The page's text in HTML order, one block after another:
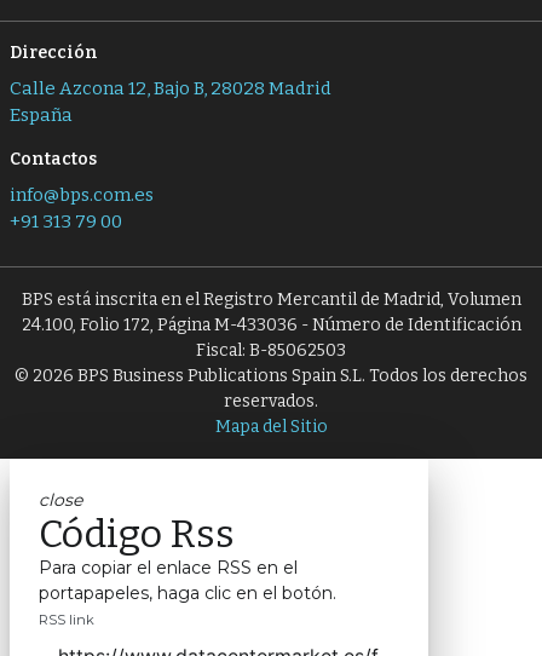
Dirección
Calle Azcona 12, Bajo B, 28028 Madrid
España
Contactos
info@bps.com.es
+91 313 79 00
BPS está inscrita en el Registro Mercantil de Madrid, Volumen
24.100, Folio 172, Página M-433036 - Número de Identificación
Fiscal: B-85062503
© 2026 BPS Business Publications Spain S.L. Todos los derechos
reservados.
Mapa del Sitio
close
Código Rss
Para copiar el enlace RSS en el
portapapeles, haga clic en el botón.
RSS link